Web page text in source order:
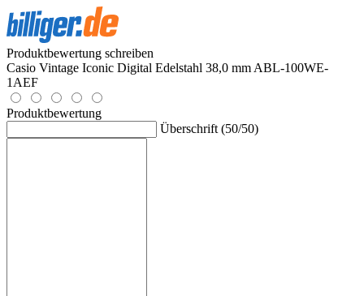
Produktbewertung schreiben
Casio Vintage Iconic Digital Edelstahl 38,0 mm ABL-100WE-
1AEF
Produktbewertung
Überschrift (50/50)